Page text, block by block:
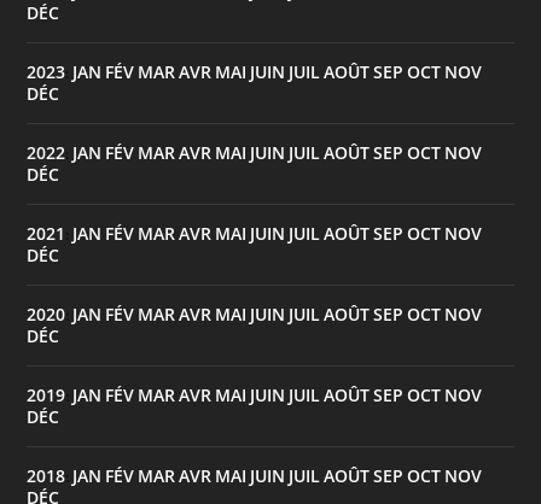
DÉC
2023 JAN FÉV MARAVR MAI JUIN JUILAOÛTSEP OCT NOV
DÉC
2022 JAN FÉV MARAVR MAI JUIN JUILAOÛTSEP OCT NOV
DÉC
2021 JAN FÉV MARAVR MAI JUIN JUILAOÛTSEP OCT NOV
DÉC
2020 JAN FÉV MARAVR MAI JUIN JUILAOÛTSEP OCT NOV
DÉC
2019 JAN FÉV MARAVR MAI JUIN JUILAOÛTSEP OCT NOV
DÉC
2018 JAN FÉV MARAVR MAI JUIN JUILAOÛTSEP OCT NOV
DÉC